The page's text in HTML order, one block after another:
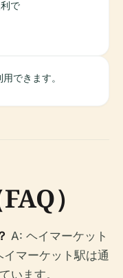
で
できます。
）
A: ヘイマーケット
マーケット駅は通
います。